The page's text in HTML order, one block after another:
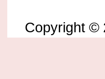
Copyright ©